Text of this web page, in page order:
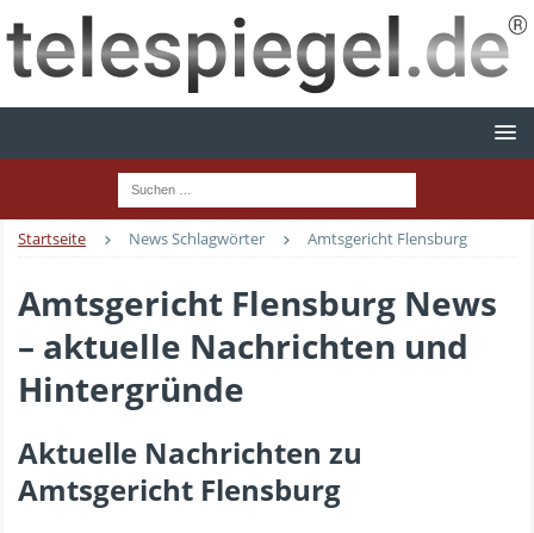
Startseite News Schlagwörter Amtsgericht Flensburg
Amtsgericht Flensburg News
– aktuelle Nachrichten und
Hintergründe
Aktuelle Nachrichten zu
Amtsgericht Flensburg